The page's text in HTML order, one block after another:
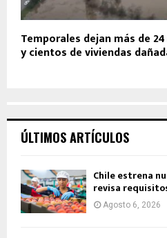
Temporales dejan más de
y cientos de viviendas
ÚLTIMOS ARTÍCULOS
Chile estrena
revisa
Agosto 6, 2026